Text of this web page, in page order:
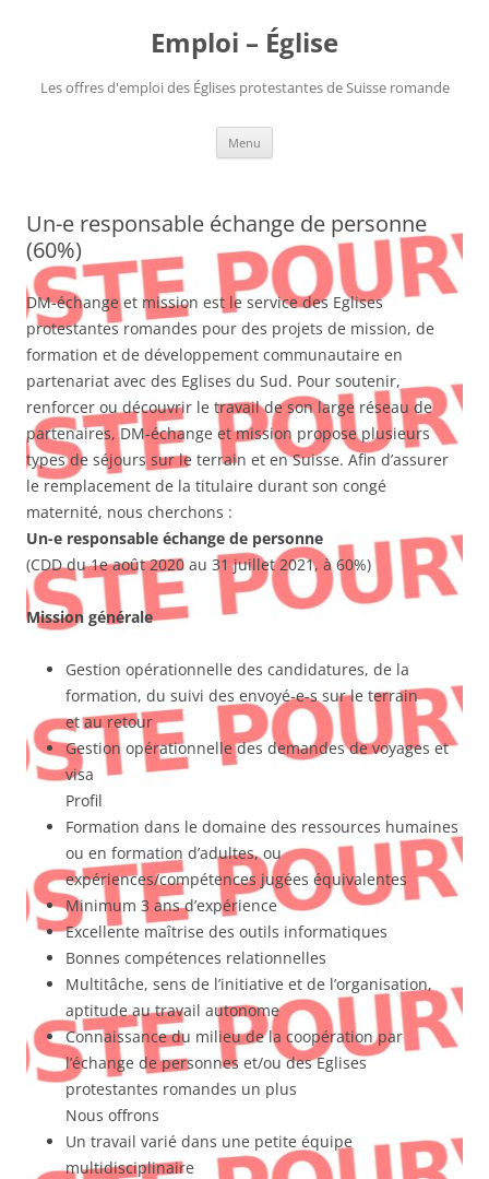
Emploi – Église
Les offres d'emploi des Églises protestantes de Suisse romande
Menu
Un-e responsable échange de personne
(60%)
DM-échange et mission est le service des Eglises
protestantes romandes pour des projets de mission, de
formation et de développement communautaire en
partenariat avec des Eglises du Sud. Pour soutenir,
renforcer ou découvrir le travail de son large réseau de
partenaires, DM-échange et mission propose plusieurs
types de séjours sur le terrain et en Suisse. Afin d’assurer
le remplacement de la titulaire durant son congé
maternité, nous cherchons :
Un-e responsable échange de personne
(CDD du 1e août 2020 au 31 juillet 2021, à 60%)
Mission générale
Gestion opérationnelle des candidatures, de la
formation, du suivi des envoyé-e-s sur le terrain
et au retour
Gestion opérationnelle des demandes de voyages et
visa
Profil
Formation dans le domaine des ressources humaines
ou en formation d’adultes, ou
expériences/compétences jugées équivalentes
Minimum 3 ans d’expérience
Excellente maîtrise des outils informatiques
Bonnes compétences relationnelles
Multitâche, sens de l’initiative et de l’organisation,
aptitude au travail autonome
Connaissance du milieu de la coopération par
l’échange de personnes et/ou des Eglises
protestantes romandes un plus
Nous offrons
Un travail varié dans une petite équipe
multidisciplinaire